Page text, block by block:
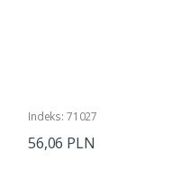
Indeks: 71027
56,06 PLN